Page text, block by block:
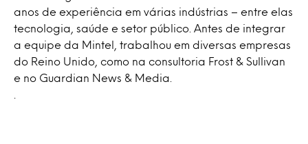
anos de experiência em várias indústrias – entre elas
tecnologia, saúde e setor público. Antes de integrar
a equipe da Mintel, trabalhou em diversas empresas
do Reino Unido, como na consultoria Frost & Sullivan
e no Guardian News & Media.